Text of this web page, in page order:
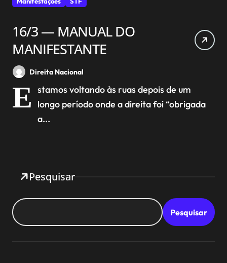
16/3 — MANUAL DO
MANIFESTANTE
Direita Nacional
E stamos voltando às ruas depois de um
longo período onde a direita foi “obrigada
a...
Pesquisar
Pesquisar